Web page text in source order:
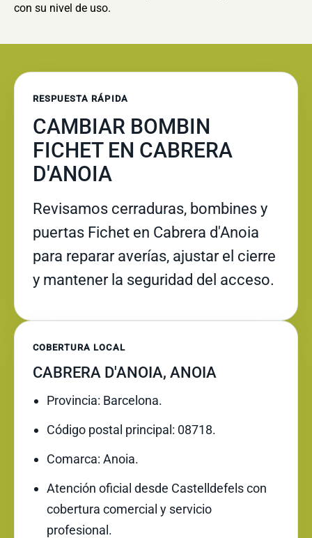
con su nivel de uso.
RESPUESTA RÁPIDA
CAMBIAR BOMBIN
FICHET EN CABRERA
D'ANOIA
Revisamos cerraduras, bombines y
puertas Fichet en Cabrera d'Anoia
para reparar averías, ajustar el cierre
y mantener la seguridad del acceso.
COBERTURA LOCAL
CABRERA D'ANOIA, ANOIA
Provincia: Barcelona.
Código postal principal: 08718.
Comarca: Anoia.
Atención oficial desde Castelldefels con
cobertura comercial y servicio
profesional.